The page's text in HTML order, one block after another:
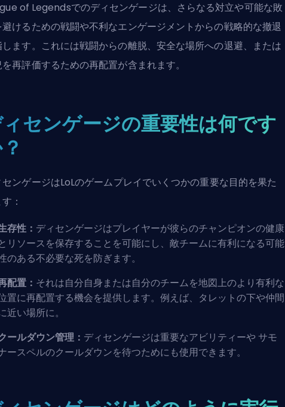
of Legendsでのディセンゲージは、さらなる対立や可能な敗
けるための戦闘や不利なエンゲージメントからの戦略的な撤退
ます。これには戦闘からの離脱、安全な場所への退避、または
再評価するための再配置が含まれます。
センゲージの重要性は何です
ンゲージはLoLのゲームプレイでいくつかの重要な目的を果た
：
存性： ディセンゲージはプレイヤーが彼らのチャンピオンの健康
リソースを保存することを可能にし、敵チームに有利になる可能
のある不必要な死を防ぎます。
配置： それは自分自身または自分のチームを地図上のより有利な
置に再配置する機会を提供します。例えば、タレットの下や仲間
近い場所に。
ールダウン管理： ディセンゲージは重要なアビリティーや サモ
ースペルのクールダウンを待つためにも使用できます。